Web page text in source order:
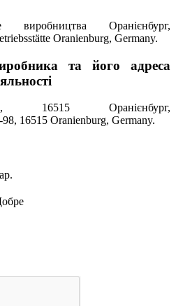
Оранієнбург,
Oranienburg, Germany.
та його адреса
16515 Оранієнбург,
16515 Oranienburg, Germany.